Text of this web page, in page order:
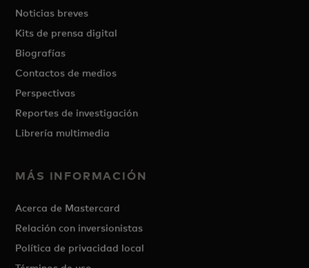
Noticias breves
Kits de prensa digital
Biografías
Contactos de medios
Perspectivas
Reportes de investigación
Librería multimedia
MÁS INFORMACIÓN
Acerca de Mastercard
Relación con inversionistas
Política de privacidad local